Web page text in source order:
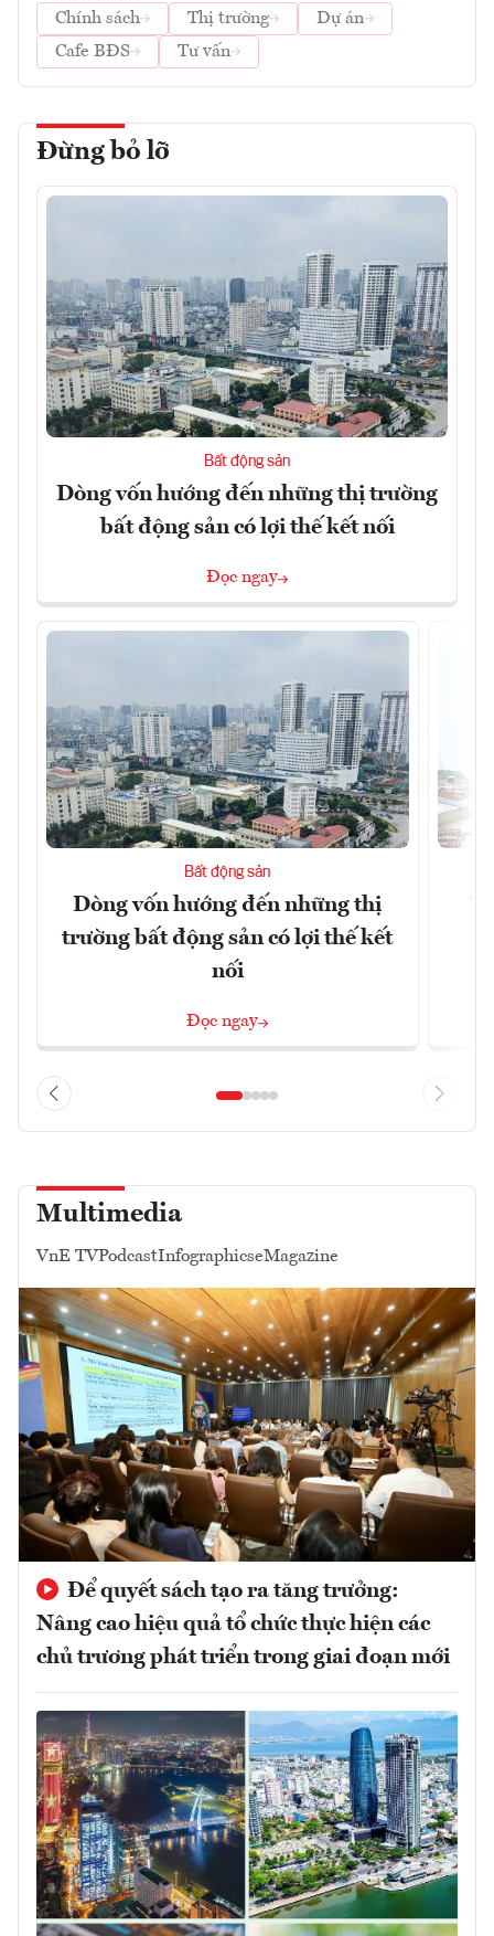
Chính sách
Thị trường
Dự án
Cafe BĐS
Tư vấn
Đừng bỏ lỡ
Bất động sản
Dòng vốn hướng đến những thị trường
bất động sản có lợi thế kết nối
Đọc ngay
Bất động sản
Dòng vốn hướng đến những thị
trường bất động sản có lợi thế kết
nối
Đọc ngay
Multimedia
VnE TVPodcastInfographicseMagazine
Để quyết sách tạo ra tăng trưởng:
Nâng cao hiệu quả tổ chức thực hiện các
chủ trương phát triển trong giai đoạn mới